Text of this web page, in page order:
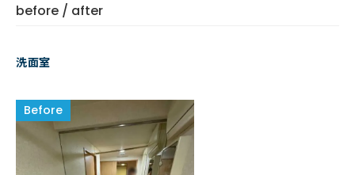
before / after
洗面室